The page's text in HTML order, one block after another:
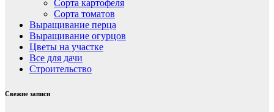
Сорта картофеля
Сорта томатов
Выращивание перца
Выращивание огурцов
Цветы на участке
Все для дачи
Строительство
Свежие записи